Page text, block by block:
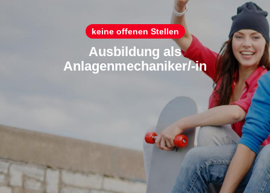
keine offenen Stellen
Ausbildung als
Anlagenmechaniker/-in